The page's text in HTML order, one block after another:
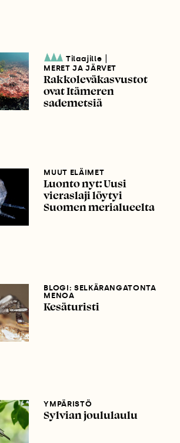
Tilaajille
MERET JA JÄRVET
Rakkoleväkasvustot
ovat Itämeren
sademetsiä
MUUT ELÄIMET
Luonto nyt: Uusi
vieraslaji löytyi
Suomen merialueelta
BLOGI: SELKÄRANGATONTA
MENOA
Kesäturisti
YMPÄRISTÖ
Sylvian joululaulu